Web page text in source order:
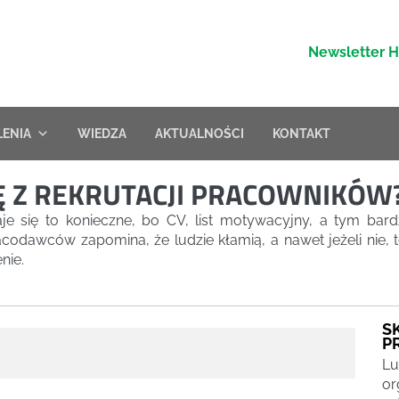
Newsletter
WIEDZA AKTUALNOŚCI KONTAKT
Z REKRUTACJI
się to konieczne, bo CV, list motywacyjny, a tym
zapomina, że ludzie kłamią, a nawet jeżeli